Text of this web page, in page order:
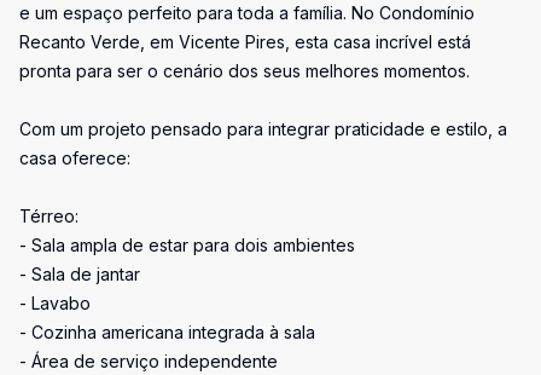
e um espaço perfeito para toda a família. No Condomínio
Recanto Verde, em Vicente Pires, esta casa incrível está
pronta para ser o cenário dos seus melhores momentos.
Com um projeto pensado para integrar praticidade e estilo, a
casa oferece:
Térreo:
- Sala ampla de estar para dois ambientes
- Sala de jantar
- Lavabo
- Cozinha americana integrada à sala
- Área de serviço independente